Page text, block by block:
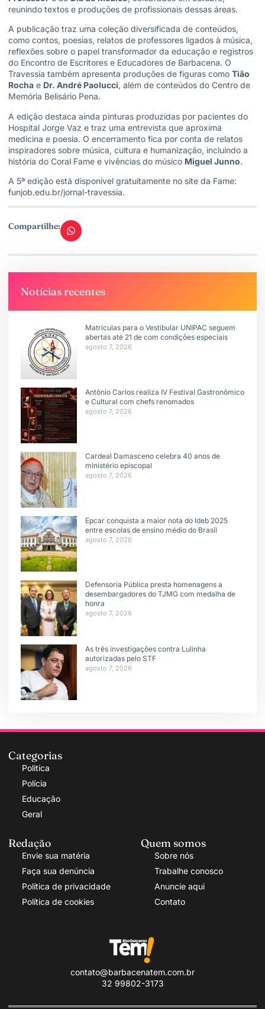
reunindo textos e produções de profissionais dessas áreas.
A publicação traz uma coleção diversificada de conteúdos,
como contos, poesias, relatos de professores ligados à música,
reflexões sobre o papel transformador da educação e registros
do Encontro de Escritores e Educadores de Barbacena. O
Travessia também apresenta produções de figuras como Tião
Rocha e Dr. André Paolucci, além de conteúdos do Centro de
Memória Belisário Pena.
A edição destaca ainda pinturas produzidas por pacientes do
Hospital Jorge Vaz e traz uma entrevista que aproxima
medicina e poesia. O encerramento fica por conta de relatos
inspiradores sobre música, cultura e humanização, incluindo a
história do Coral Fame e vivências do músico Miguel Junno.
A 5ª edição está disponível gratuitamente no site da Fame:
funjob.edu.br/jornal-travessia.
Compartilhe:
Notícias recentes
Matrículas para o Vestibular UNIPAC seguem
abertas até 21 de com condições especiais
agosto 7, 2026
Antônio Carlos realiza IV Festival Gastronômico
e Cultural com chefs renomados
agosto 7, 2026
Cardeal Damasceno celebra 40 anos de
ministério episcopal
agosto 7, 2026
Epcar conquista a maior nota do Ideb 2025
entre escolas de ensino médio do Brasil
agosto 7, 2026
Defensoria Pública presta homenagens a
desembargadores do TJMG com medalha de
honra
agosto 7, 2026
As três investigações contra Lulinha
autorizadas pelo STF
agosto 7, 2026
Categorias
Politica
Polícia
Educação
Geral
Redação
Envie sua matéria
Faça sua denúncia
Política de privacidade
Política de cookies
Quem somos
Sobre nós
Trabalhe conosco
Anuncie aqui
Contato
contato@barbacenatem.com.br
32 99802-3173